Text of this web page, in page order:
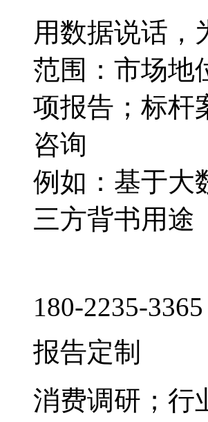
用数据说话，
范围：市场地
项报告；标杆
咨询
例如：基于大
三方背书用途
180-2235-3365
报告定制
消费调研；行